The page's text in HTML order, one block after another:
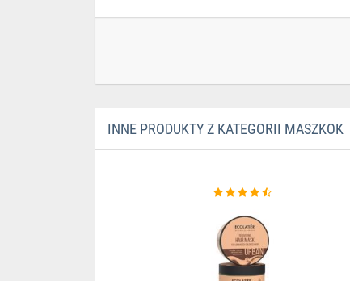
INNE PRODUKTY Z KATEGORII MASZKOK